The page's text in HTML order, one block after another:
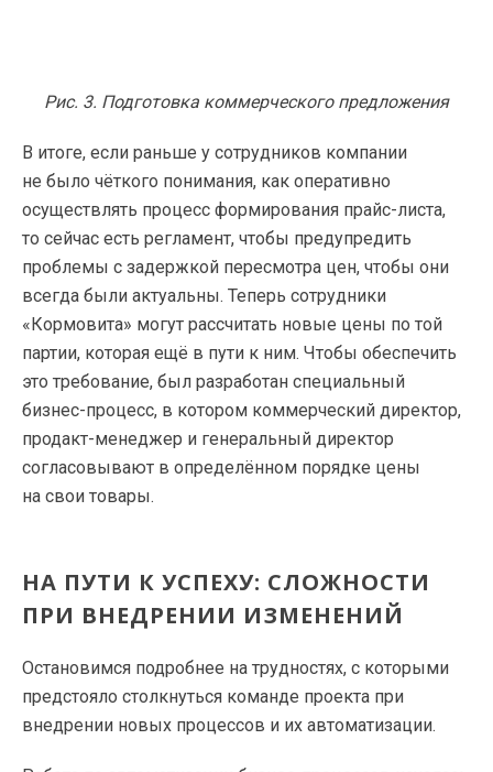
Рис. 3. Подготовка коммерческого предложения
В итоге, если раньше у сотрудников компании
не было чёткого понимания, как оперативно
осуществлять процесс формирования прайс-листа,
то сейчас есть регламент, чтобы предупредить
проблемы с задержкой пересмотра цен, чтобы они
всегда были актуальны. Теперь сотрудники
«Кормовита» могут рассчитать новые цены по той
партии, которая ещё в пути к ним. Чтобы обеспечить
это требование, был разработан специальный
бизнес-процесс, в котором коммерческий директор,
продакт-менеджер и генеральный директор
согласовывают в определённом порядке цены
на свои товары.
НА ПУТИ К УСПЕХУ: СЛОЖНОСТИ
ПРИ ВНЕДРЕНИИ ИЗМЕНЕНИЙ
Остановимся подробнее на трудностях, с которыми
предстояло столкнуться команде проекта при
внедрении новых процессов и их автоматизации.